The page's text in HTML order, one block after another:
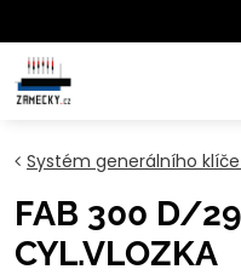
Systém generálního klíče
FAB 300 D/
CYL.VLOZKA